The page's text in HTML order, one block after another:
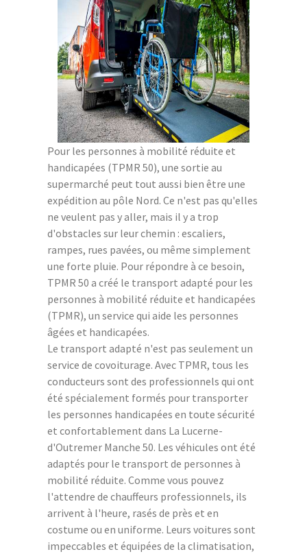
Pour les personnes à mobilité réduite et
handicapées (TPMR 50), une sortie au
supermarché peut tout aussi bien être une
expédition au pôle Nord. Ce n'est pas qu'elles
ne veulent pas y aller, mais il y a trop
d'obstacles sur leur chemin : escaliers,
rampes, rues pavées, ou même simplement
une forte pluie. Pour répondre à ce besoin,
TPMR 50 a créé le transport adapté pour les
personnes à mobilité réduite et handicapées
(TPMR), un service qui aide les personnes
âgées et handicapées.
Le transport adapté n'est pas seulement un
service de covoiturage. Avec TPMR, tous les
conducteurs sont des professionnels qui ont
été spécialement formés pour transporter
les personnes handicapées en toute sécurité
et confortablement dans La Lucerne-
d'Outremer Manche 50. Les véhicules ont été
adaptés pour le transport de personnes à
mobilité réduite. Comme vous pouvez
l'attendre de chauffeurs professionnels, ils
arrivent à l'heure, rasés de près et en
costume ou en uniforme. Leurs voitures sont
impeccables et équipées de la climatisation,